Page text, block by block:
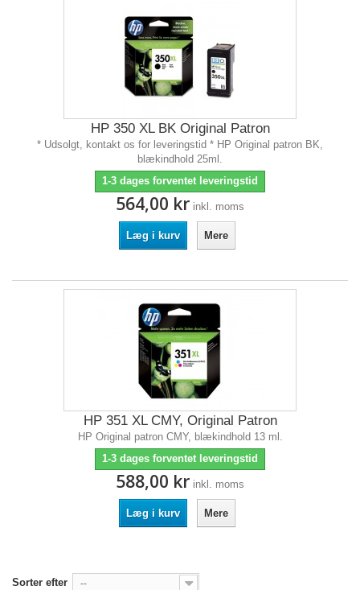
HP 350 XL BK Original Patron
* Udsolgt, kontakt os for leveringstid * HP Original patron BK,
blækindhold 25ml.
1-3 dages forventet leveringstid
564,00 kr inkl. moms
Læg i kurv Mere
HP 351 XL CMY, Original Patron
HP Original patron CMY, blækindhold 13 ml.
1-3 dages forventet leveringstid
588,00 kr inkl. moms
Læg i kurv Mere
Sorter efter --